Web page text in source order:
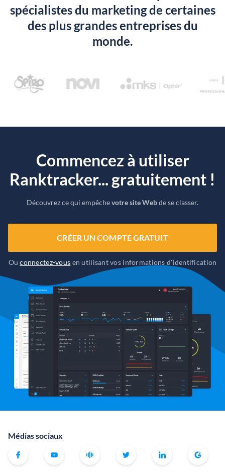
spécialistes du marketing de certaines
des plus grandes entreprises du
monde.
Commencez à utiliser
Ranktracker... gratuitement !
Découvrez ce qui empêchevotre site Webde se classer.
CRÉER UN COMPTE GRATUIT
Ouconnectez-vous en utilisant vos informations d'identification
Médias sociaux